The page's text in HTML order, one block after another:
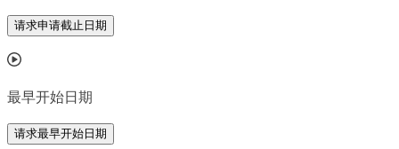
请求申请截止日期
最早开始日期
请求最早开始日期